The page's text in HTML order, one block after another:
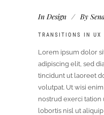
In Design By
TRANSITIONS IN UX
Lorem ipsum dolor
adipiscing elit, sed
tincidunt ut laoreet
volutpat. Ut wisi
nostrud exerci
lobortis nisl ut